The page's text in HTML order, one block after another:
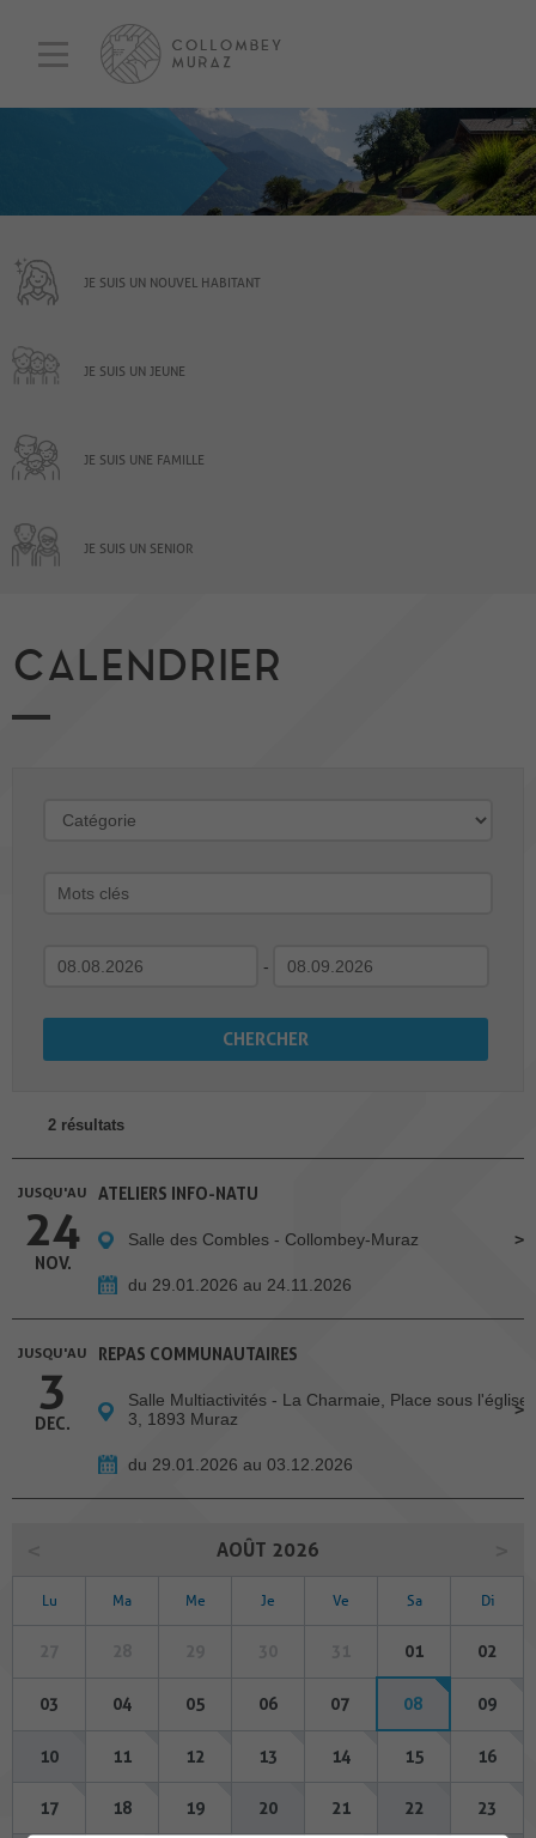
JE SUIS UN NOUVEL HABITANT
JE SUIS UN JEUNE
JE SUIS UNE FAMILLE
JE SUIS UN SENIOR
CALENDRIER
-
2 résultats
JUSQU'AU
24
NOV.
ATELIERS INFO-NATU
Salle des Combles - Collombey-Muraz
du 29.01.2026 au 24.11.2026
JUSQU'AU
3
DEC.
REPAS COMMUNAUTAIRES
Salle Multiactivités - La Charmaie, Place sous l'église
3, 1893 Muraz
du 29.01.2026 au 03.12.2026
AOÛT 2026
Lu Ma Me Je Ve Sa Di
01 02
03 04 05 06 07 08 09
10 11 12 13 14 15 16
17 18 19 20 21 22 23